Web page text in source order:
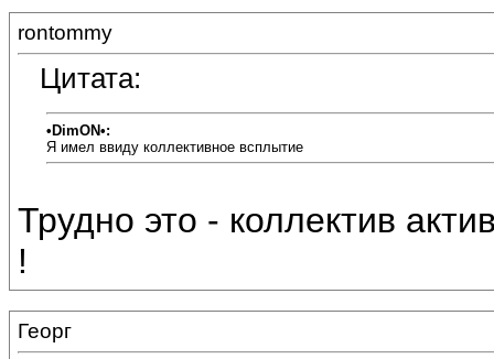
rontommy
Цитата:
•DimON•:
Я имел ввиду коллективное всплытие
Трудно это - коллектив
!
Георг